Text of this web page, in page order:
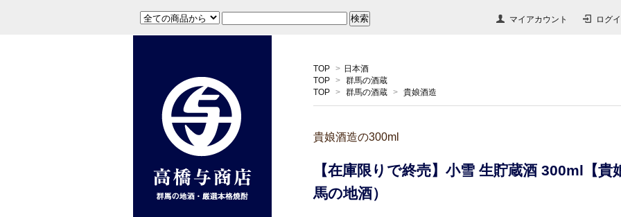
マイアカウント ログ
TOP > 日本酒
TOP > 群馬の酒蔵
TOP > 群馬の酒蔵 > 貴娘酒造
貴娘酒造の300ml
【在庫限りで終売】小雪 生貯蔵酒 300ml【
馬の地酒）